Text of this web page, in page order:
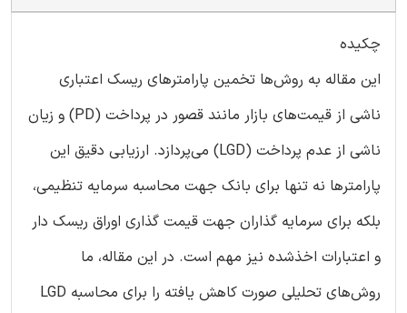
چکیده
این مقاله به روش‌ها تخمین پارامترهای ریسک اعتباری
ناشی از قیمت‌های بازار مانند قصور در پرداخت (PD) و زیان
ناشی از عدم پرداخت (LGD) می‌پردازد. ارزیابی دقیق این
پارامترها نه تنها برای بانک جهت محاسبه سرمایه تنظیمی،
بلکه برای سرمایه گذاران جهت قیمت گذاری اوراق ریسک دار
و اعتبارات اخذشده نیز مهم است. در این مقاله، ما
روش‌های تحلیلی صورت کاهش یافته را برای محاسبه LGD